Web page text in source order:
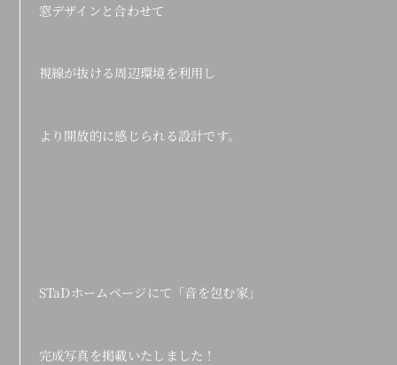
窓デザインと合わせて
視線が抜ける周辺環境を利用し
より開放的に感じられる設計です。
STaDホームページにて「音を包む家」
完成写真を掲載いたしました！